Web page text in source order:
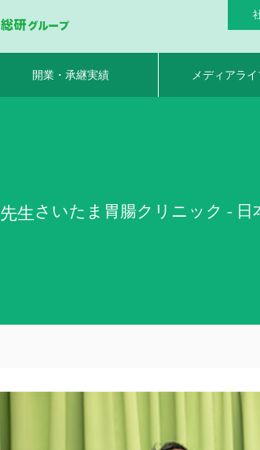
開業・承継実績 メディアラ
先生さいたま胃腸クリニック - 日